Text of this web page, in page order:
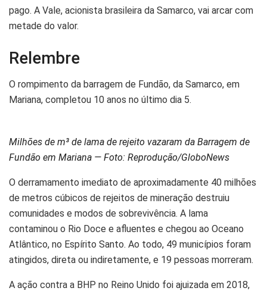
pago. A Vale, acionista brasileira da Samarco, vai arcar com
metade do valor.
Relembre
O rompimento da barragem de Fundão, da Samarco, em
Mariana, completou 10 anos no último dia 5.
Milhões de m³ de lama de rejeito vazaram da Barragem de
Fundão em Mariana — Foto: Reprodução/GloboNews
O derramamento imediato de aproximadamente 40 milhões
de metros cúbicos de rejeitos de mineração destruiu
comunidades e modos de sobrevivência. A lama
contaminou o Rio Doce e afluentes e chegou ao Oceano
Atlântico, no Espírito Santo. Ao todo, 49 municípios foram
atingidos, direta ou indiretamente, e 19 pessoas morreram.
A ação contra a BHP no Reino Unido foi ajuizada em 2018,